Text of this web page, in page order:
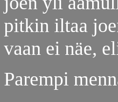
pitkin iltaa
vaan ei näe,
Parempi